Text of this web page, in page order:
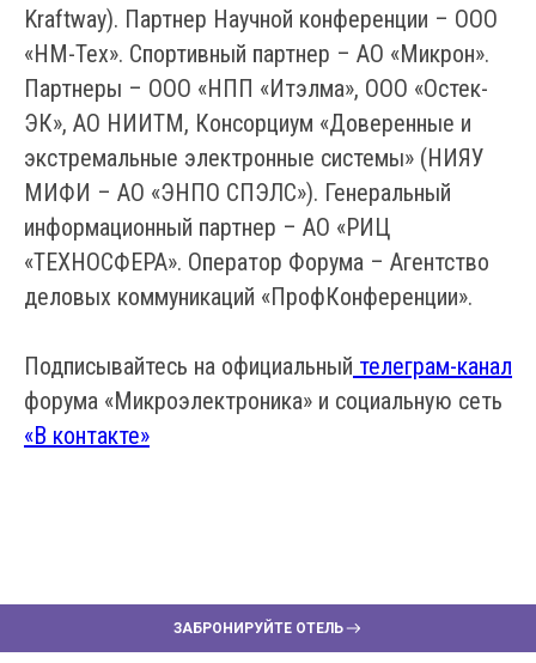
Kraftway). Партнер Научной конференции – ООО
«НМ-Тех». Спортивный партнер – АО «Микрон».
Партнеры – ООО «НПП «Итэлма», ООО «Остек-
ЭК», АО НИИТМ, Консорциум «Доверенные и
экстремальные электронные системы» (НИЯУ
МИФИ – АО «ЭНПО СПЭЛС»). Генеральный
информационный партнер – АО «РИЦ
«ТЕХНОСФЕРА». Оператор Форума – Агентство
деловых коммуникаций «ПрофКонференции».
Подписывайтесь на официальный телеграм-канал
форума «Микроэлектроника» и социальную сеть
«В контакте»
ЗАБРОНИРУЙТЕ ОТЕЛЬ